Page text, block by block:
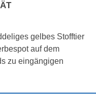
gelbes Stofftier
auf dem
zu eingängigen